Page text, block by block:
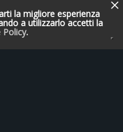
la migliore esperienza
a utilizzarlo accetti la
Policy.